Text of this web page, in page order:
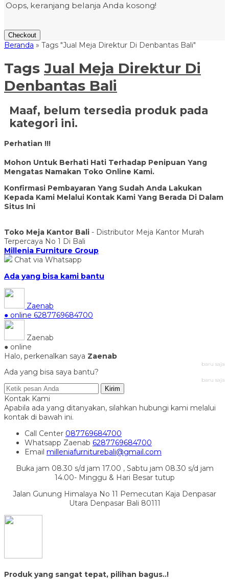
Oops, keranjang belanja Anda kosong!
Checkout
Beranda » Tags "Jual Meja Direktur Di Denbantas Bali"
Tags Jual Meja Direktur Di
Denbantas Bali
Maaf, belum tersedia produk pada
kategori ini.
Perhatian !!!
Mohon Untuk Berhati Hati Terhadap Penipuan Yang
Mengatas Namakan Toko Online Kami.
Konfirmasi Pembayaran Yang Sudah Anda Lakukan
Kepada Kami Melalui Kontak Kami Yang Berada Di Dalam
Situs Ini
Toko Meja Kantor Bali - Distributor Meja Kantor Murah
Terpercaya No 1 Di Bali
Millenia Furniture Group
Chat via Whatsapp
Ada yang bisa kami bantu
Zaenab
● online 6287769684700
Zaenab
● online
Halo, perkenalkan saya Zaenab
baru saja
Ada yang bisa saya bantu?
baru saja
Kirim
Kontak Kami
Apabila ada yang ditanyakan, silahkan hubungi kami melalui
kontak di bawah ini.
Call Center 087769684700
Whatsapp Zaenab 6287769684700
Email milleniafurniturebali@gmail.com
Buka jam 08.30 s/d jam 17.00 , Sabtu jam 08.30 s/d jam
14.00- Minggu & Hari Besar tutup
Jalan Gunung Himalaya No 11 Pemecutan Kaja Denpasar
Utara Denpasar Bali 80111
Produk yang sangat tepat, pilihan bagus..!